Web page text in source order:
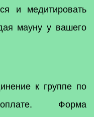
и медитировать
мауну у вашего
к группе по
оплате. Форма